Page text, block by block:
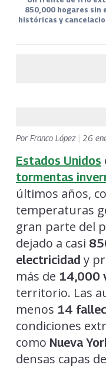
850,000 hogares sin
históricas y
PorFranco López 26
Estados Unidos
tormentas
últimos años,
temperaturas
gran parte del
dejado a casi
electricidad y
más de 14,000
territorio. Las
menos 14
condiciones
como Nueva
densas capas